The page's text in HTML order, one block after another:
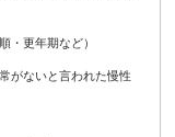
・更年期など）
がないと言われた慢性